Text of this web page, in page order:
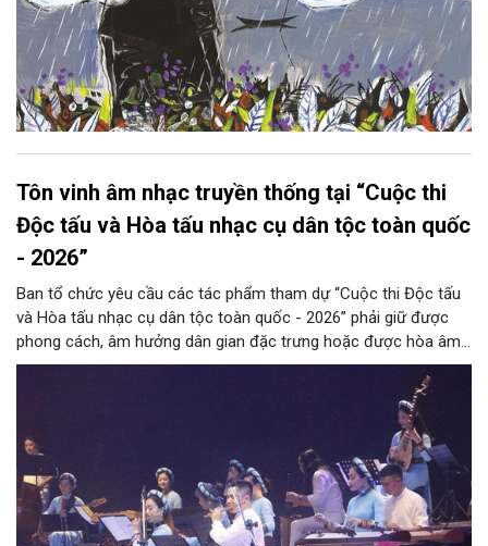
Tôn vinh âm nhạc truyền thống tại “Cuộc thi
Độc tấu và Hòa tấu nhạc cụ dân tộc toàn quốc
- 2026”
Ban tổ chức yêu cầu các tác phẩm tham dự “Cuộc thi Độc tấu
và Hòa tấu nhạc cụ dân tộc toàn quốc - 2026” phải giữ được
phong cách, âm hưởng dân gian đặc trưng hoặc được hòa âm,
phối khí mới trên nền tảng làn điệu âm nhạc truyền thống Việt
Nam, đồng thời phải được trình diễn trực tiếp bằng nhạc cụ dân